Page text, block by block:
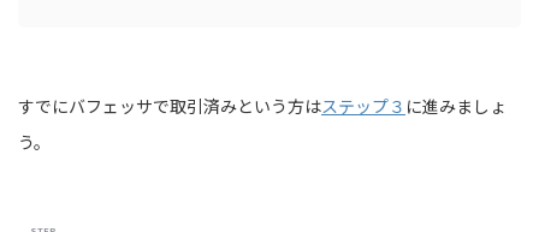
すでにバフェッサで取引済みという方はステップ３ に進みましょ
う。